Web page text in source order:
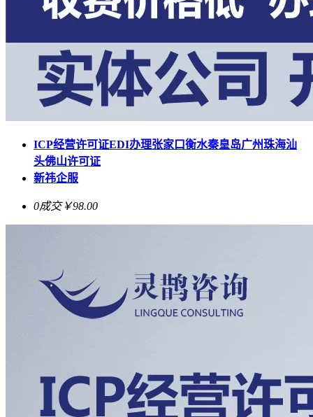
ICP经营许可证EDI办理张家口衡水秦皇岛广州珠海汕
头佛山许可证
新祎企服
0成交￥98.00